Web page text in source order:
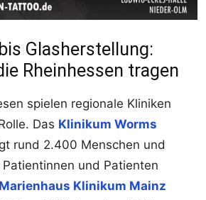
Glasherstellung:
Rheinhessen tragen
spielen regionale Kliniken
Das Klinikum Worms
rund 2.400 Menschen und
und Patienten
Marienhaus Klinikum Mainz